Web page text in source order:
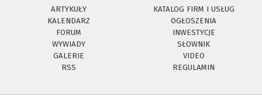
ARTYKUŁY
KATALOG FIRM I USŁUG
KALENDARZ
OGŁOSZENIA
FORUM
INWESTYCJE
WYWIADY
SŁOWNIK
GALERIE
VIDEO
RSS
REGULAMIN